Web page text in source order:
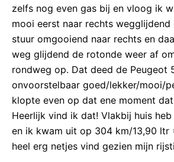
zelfs nog even gas bij en vloog ik
mooi eerst naar rechts wegglijdend
stuur omgooiend naar rechts en
weg glijdend de rotonde weer af
rondweg op. Dat deed de Peugeot
onvoorstelbaar goed/lekker/mooi/
klopte even op dat ene moment
Heerlijk vind ik dat! Vlakbij huis
en ik kwam uit op 304 km/13,90 ltr
heel erg netjes vind gezien mijn